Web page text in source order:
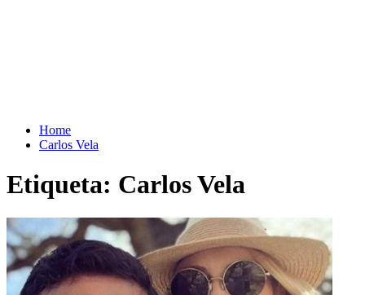
Home
Carlos Vela
Etiqueta: Carlos Vela